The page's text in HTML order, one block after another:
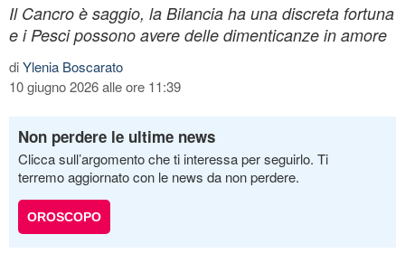
Il Cancro è saggio, la Bilancia ha una discreta fortuna
e i Pesci possono avere delle dimenticanze in amore
diYlenia Boscarato
10 giugno 2026 alle ore 11:39
Non perdere le ultime news
Clicca sull’argomento che ti interessa per seguirlo. Ti
terremo aggiornato con le news da non perdere.
OROSCOPO